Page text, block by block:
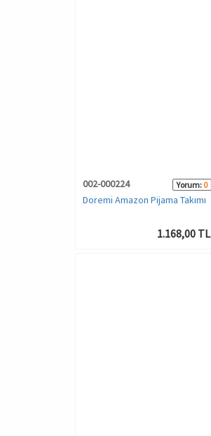
002-000224 Yorum: 0
Doremi Amazon Pijama Takımı
1.168,00 TL